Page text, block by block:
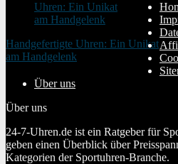
Handgefertigte Uhren: Ein Unikat
am Handgelenk
Über uns
Über uns
24-7-Uhren.de ist ein Ratgeber für
geben einen Überblick über
Kategorien der Sportuhren-Branche.